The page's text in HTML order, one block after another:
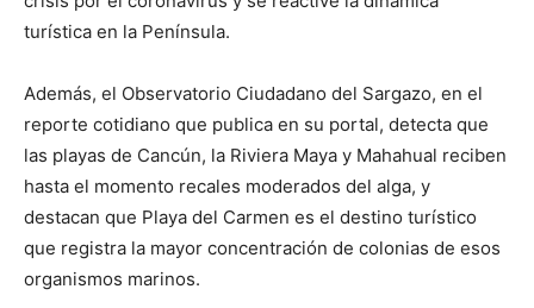
turística en la Península.
Además, el Observatorio Ciudadano del Sargazo, en el
reporte cotidiano que publica en su portal, detecta que
las playas de Cancún, la Riviera Maya y Mahahual reciben
hasta el momento recales moderados del alga, y
destacan que Playa del Carmen es el destino turístico
que registra la mayor concentración de colonias de esos
organismos marinos.